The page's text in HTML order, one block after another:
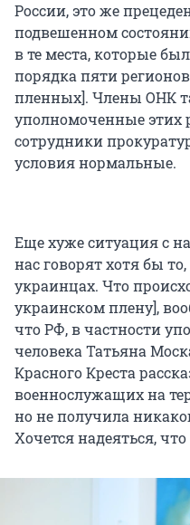
России, это же
подвешенном
в те места, которые
порядка пяти
пленных]. Члены ОНК
уполномоченные этих
сотрудники
условия нормальные.
Еще хуже ситуация с
нас говорят хотя бы
украинцах. Что
украинском плену],
что РФ, в частности
человека Татьяна
Красного Креста
военнослужащих на
но не получила
Хочется надеяться,